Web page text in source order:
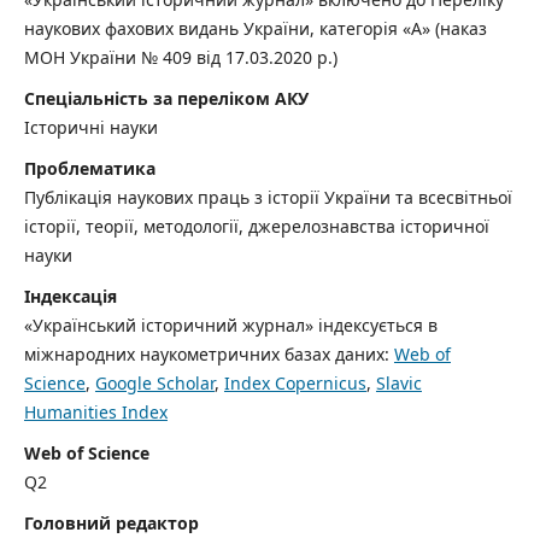
наукових фахових видань України, категорія «А» (наказ
МОН України № 409 від 17.03.2020 р.)
Спеціальність за переліком АКУ
Історичні науки
Проблематика
Публікація наукових праць з історії України та всесвітньої
історії, теорії, методології, джерелознавства історичної
науки
Індексація
«Український історичний журнал» індексується в
міжнародних наукометричних базах даних: Web of
Science, Google Scholar, Index Copernicus, Slavic
Humanities Index
Web of Science
Q2
Головний редактор